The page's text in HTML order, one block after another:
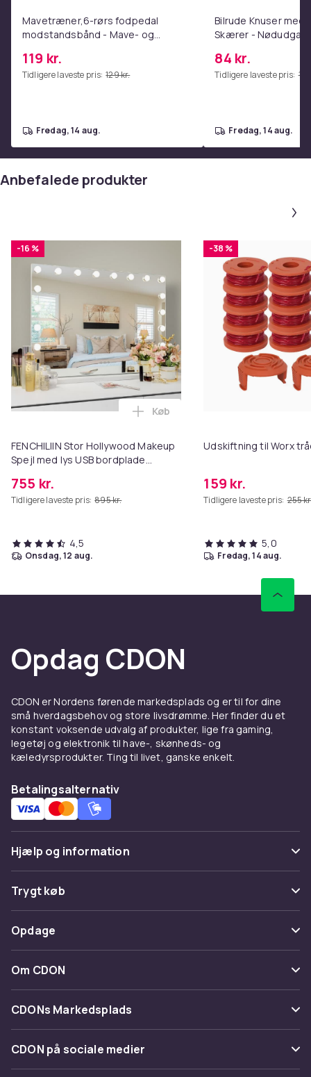
20262513-ef46-5b61-b79d-488db805f143
Produktsikkerhedsinformation
Mavetræner,6-rørs fodpedal
modstandsbånd - Mave- og
hjemmetræningscenter Pink
119 kr.
Tidligere laveste pris: 129 kr.
fredag, 14 aug.
Bilrude Knuser med
Skærer -
Red
84 kr.
Tidligere laveste pris:
fredag, 14 aug.
Anbefalede produkter
-16 %
FENCHILIIN Stor Hollywood Makeup
Spejl med lys USB bordplade
755 kr.
Tidligere laveste pris: 895 kr.
Læg FENCHILIIN Stor
Køb
4,5
onsdag, 12 aug.
-38 %
Udskiftning til Worx
159 kr.
Tidligere laveste pris: 255
5,0
fredag, 14 aug.
Opdag CDON
CDON er Nordens førende markedsplads og er til for dine
små hverdagsbehov og store livsdrømme. Her finder du et
konstant voksende udvalg af produkter, lige fra gaming,
legetøj og elektronik til have-, skønheds- og
kæledyrsprodukter. Ting til livet, ganske enkelt.
Betalingsalternativ
Hjælp og information
Ofte stillede spørgsmål
Spor pakke
Fortryd & returner her
Kontakt os
Trygt køb
Betaling
Levering
Tilbagekaldelser
Opdage
Kategorier
Maerke
Om CDON
Om os
Kundeanmeldelser
Arbejd på CDON
CDONs Markedsplads
Merchant Help Center
CDON på sociale medier